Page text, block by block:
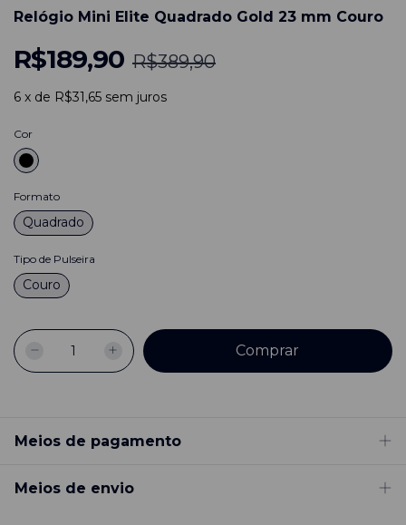
Relógio Mini Elite Quadrado Gold 23 mm Couro
R$189,90 R$389,90
6 x de R$31,65 sem juros
Cor
Formato
Quadrado
Tipo de Pulseira
Couro
Meios de pagamento
Meios de envio